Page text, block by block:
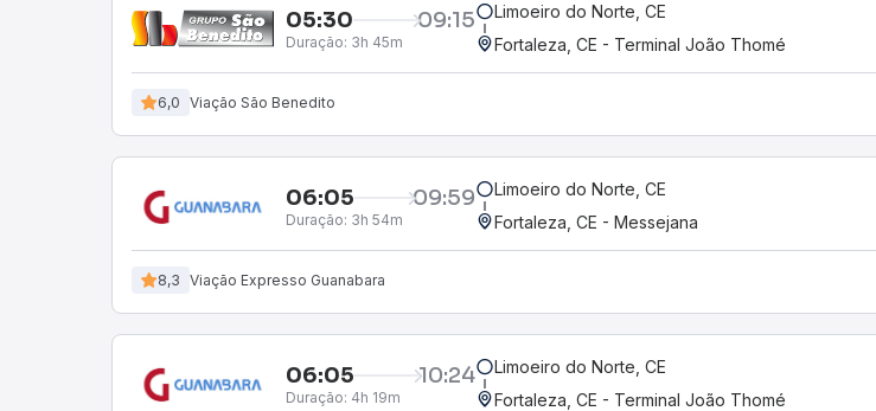
05:30 09:15
Duração: 3h 45m
Limoeiro do Norte, CE
Fortaleza, CE - Terminal João Thomé
6,0 Viação São Benedito
06:05 09:59
Duração: 3h 54m
Limoeiro do Norte, CE
Fortaleza, CE - Messejana
8,3 Viação Expresso Guanabara
06:05 10:24
Duração: 4h 19m
Limoeiro do Norte, CE
Fortaleza, CE - Terminal João Thomé